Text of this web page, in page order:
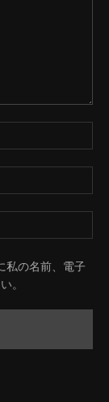
私の名前、電子
。